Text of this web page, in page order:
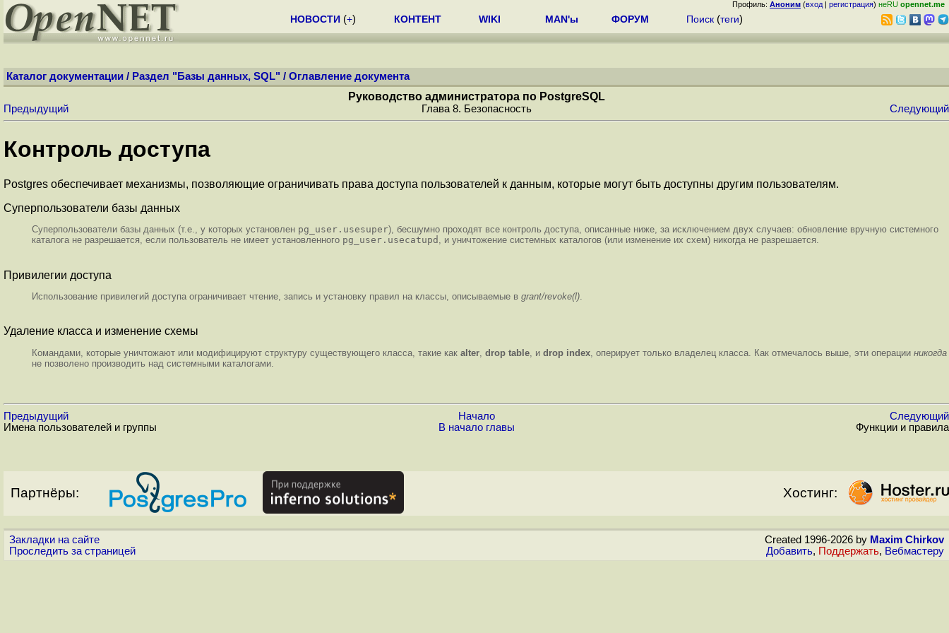
Профиль: Аноним (вход | регистрация) неRU opennet.me
НОВОСТИ (+) КОНТЕНТ WIKI MAN'ы ФОРУМ Поиск (теги)
Каталог документации / Раздел "Базы данных, SQL" / Оглавление документа
Руководство администратора по PostgreSQL
Предыдущий Глава 8. Безопасность Следующий
Контроль доступа
Postgres обеспечивает механизмы, позволяющие ограничивать права доступа пользователей к данным, которые могут быть доступны другим пользователям.
Суперпользователи базы данных
Суперпользователи базы данных (т.е., у которых установлен pg_user.usesuper), бесшумно проходят все контроль доступа, описанные ниже, за исключением двух случаев: обновление вручную системного
каталога не разрешается, если пользователь не имеет установленного pg_user.usecatupd , и уничтожение системных каталогов (или изменение их схем) никогда не разрешается.
Привилегии доступа
Использование привилегий доступа ограничивает чтение, запись и установку правил на классы, описываемые в grant/revoke(l)
Удаление класса и изменение схемы
Командами, которые уничтожают или модифицируют структуру существующего класса, такие как alter drop table , и drop index , оперирует только владелец класса. Как отмечалось выше, эти операции никогда
не позволено производить над системными каталогами.
Предыдущий Начало
Следующий
Имена пользователей и группы
В начало главы Функции и правила
Партнёры: Хостинг:
Закладки на сайте
Проследить за страницей
Created 1996-2026 by Maxim Chirkov
Добавить, Поддержать, Вебмастеру